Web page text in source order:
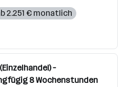
2.251 € monatlich
–
8 Wochenstunden